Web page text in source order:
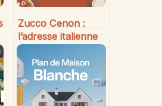
Zucco Cenon :
l’adresse italienne
incontournable à
Cenon